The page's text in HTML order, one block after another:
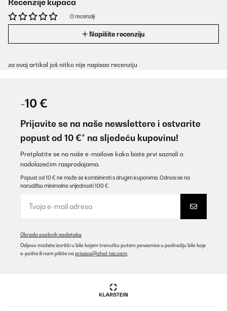
Recenzije kupaca
O recenziji
Napišite recenziju
za ovaj artikal još nitko nije napisao recenziju
-10 €
Prijavite se na naše newslettere i ostvarite
popust od 10 €* na sljedeću kupovinu!
Pretplatite se na naše e-mailove kako biste prvi saznali o
nadolazećim rasprodajama.
Popust od 10 € ne može se kombinirati s drugim kuponima. Odnosi se na
narudžbu minimalne vrijednosti 100 €.
Obrada osobnih podataka
Odjavu možete izvršiti u bilo kojem trenutku putem poveznice u podnožju bilo koje
e-pošte ili nam pišite na privacy@chal-tec.com